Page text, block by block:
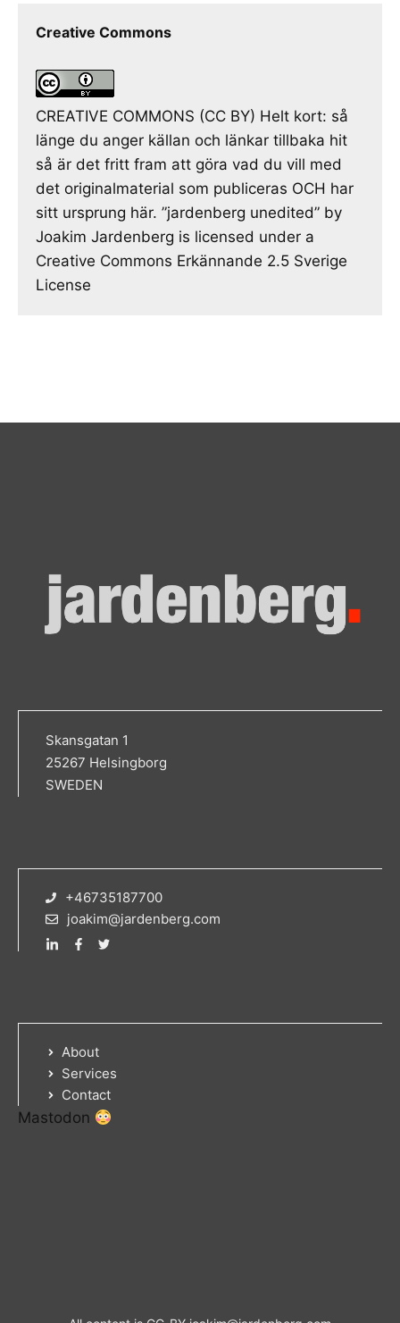
Creative Commons
CREATIVE COMMONS (CC BY) Helt kort: så
länge du anger källan och länkar tillbaka hit
så är det fritt fram att göra vad du vill med
det originalmaterial som publiceras OCH har
sitt ursprung här. ”jardenberg unedited” by
Joakim Jardenberg is licensed under a
Creative Commons Erkännande 2.5 Sverige
License
Skansgatan 1
25267 Helsingborg
SWEDEN
+46735187700
joakim@jardenberg.com
About
Services
Contact
Mastodon